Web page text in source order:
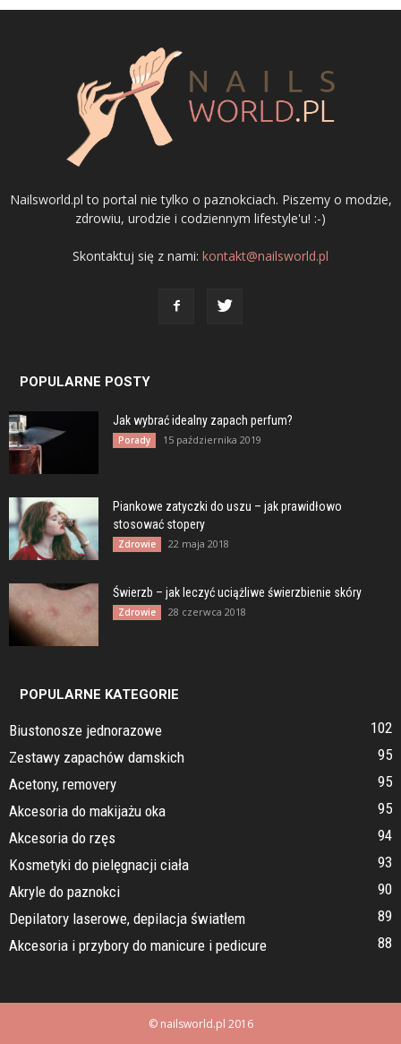
Nailsworld.pl to portal nie tylko o paznokciach. Piszemy o modzie,
zdrowiu, urodzie i codziennym lifestyle'u! :-)
Skontaktuj się z nami: kontakt@nailsworld.pl
POPULARNE POSTY
Jak wybrać idealny zapach perfum?
Porady 15 października 2019
Piankowe zatyczki do uszu – jak prawidłowo
stosować stopery
Zdrowie 22 maja 2018
Świerzb – jak leczyć uciążliwe świerzbienie skóry
Zdrowie 28 czerwca 2018
POPULARNE KATEGORIE
Biustonosze jednorazowe
102
Zestawy zapachów damskich
95
Acetony, removery
95
Akcesoria do makijażu oka
95
Akcesoria do rzęs
94
Kosmetyki do pielęgnacji ciała
93
Akryle do paznokci
90
Depilatory laserowe, depilacja światłem
89
Akcesoria i przybory do manicure i pedicure
88
© nailsworld.pl 2016